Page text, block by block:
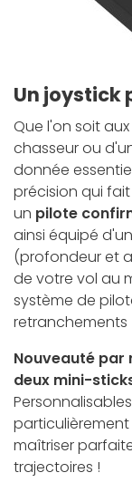
Un joystick
Que l'on soit
chasseur ou
donnée
précision qui
un pilote
ainsi équipé
(profondeur et
de votre vol au
système de
retranchements
Nouveauté par
deux mini-
maîtriser
trajectoires !